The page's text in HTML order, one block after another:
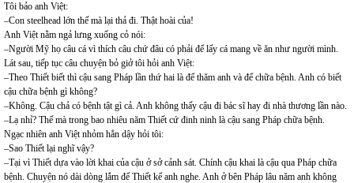
Tôi bảo anh Việt:
–Con steelhead lớn thế mà lại thả đi. Thật hoài của!
Anh Việt nằm ngả lưng xuống cỏ nói:
–Người Mỹ họ câu cá vì thích câu chứ đâu có phải để lấy cá mang về ăn như người mình.
Lát sau, tiếp tục câu chuyện bỏ giở tôi hỏi anh Việt:
–Theo Thiết biết thì cậu sang Pháp lần thứ hai là để thăm anh và để chữa bệnh. Anh có biết
cậu chữa bệnh gì không?
–Không. Cậu chả có bệnh tật gì cả. Anh không thấy cậu đi bác sĩ hay đi nhà thương lần nào.
–Lạ nhỉ? Thế mà trong bao nhiêu năm Thiết cứ đinh ninh là cậu sang Pháp chữa bệnh.
Ngạc nhiên anh Việt nhỏm hẳn dậy hỏi tôi:
–Sao Thiết lại nghĩ vậy?
–Tại vì Thiết dựa vào lời khai của cậu ở sở cảnh sát. Chính cậu khai là cậu qua Pháp chữa
bệnh. Chuyện nó dài dòng lắm để Thiết kể anh nghe. Anh ở bên Pháp lâu năm anh không